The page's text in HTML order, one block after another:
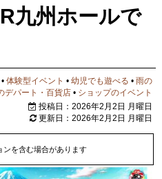
九州ホールで
•体験型イベント •幼児でも遊べる •雨の
デパート・百貨店 • ショップのイベント
投稿日：2026年2月2日 月曜日
更新日：2026年2月2日 月曜日
ンを含む場合があります